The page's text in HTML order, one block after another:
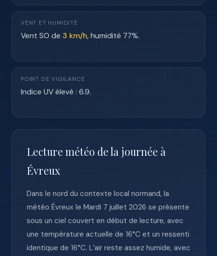
VENT ET HUMIDITÉ
Vent SO de 3 km/h, humidité 77%.
POINT DE VIGILANCE
Indice UV élevé : 6.9.
Lecture météo de la journée à
Évreux
Dans le nord du contexte local normand, la
météo Évreux le Mardi 7 juillet 2026 se présente
sous un ciel couvert en début de lecture, avec
une température actuelle de 16°C et un ressenti
identique de 16°C. L’air reste assez humide, avec